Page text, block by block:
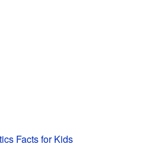
Facts for Kids